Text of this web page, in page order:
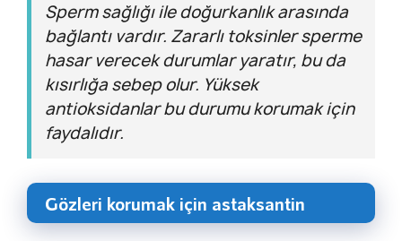
Sperm sağlığı ile doğurkanlık arasında
bağlantı vardır. Zararlı toksinler sperme
hasar verecek durumlar yaratır, bu da
kısırlığa sebep olur. Yüksek
antioksidanlar bu durumu korumak için
faydalıdır.
Gözleri korumak için astaksantin